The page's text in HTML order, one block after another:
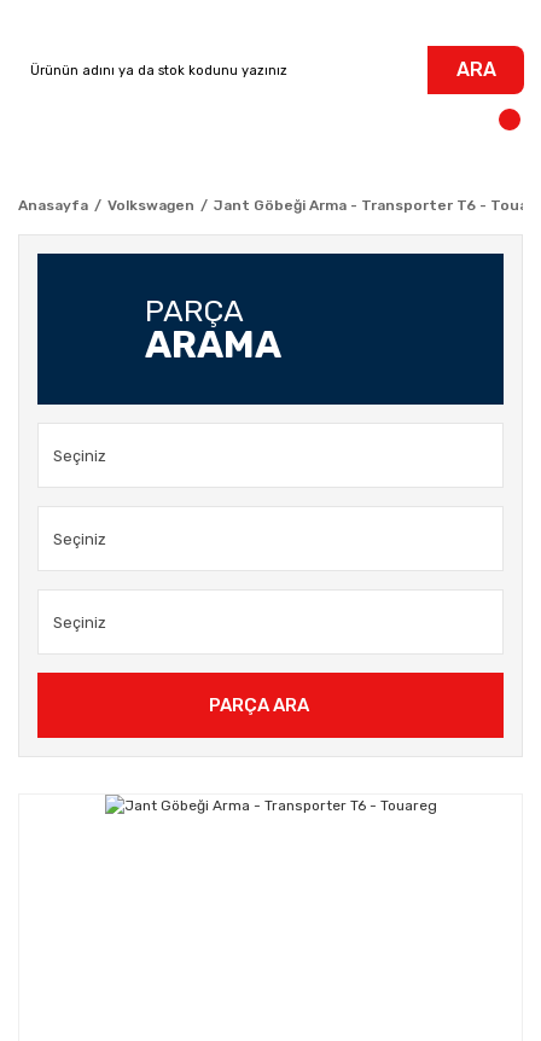
ARA
Anasayfa Volkswagen Jant Göbeği Arma - Transporter T6 -
PARÇA
ARAMA
PARÇA ARA